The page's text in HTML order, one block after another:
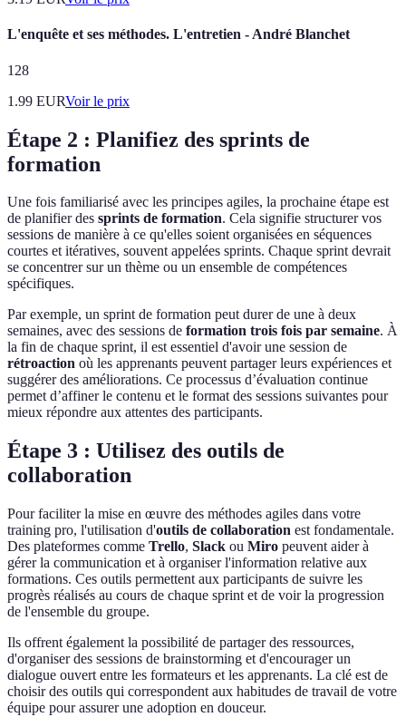
L'enquête et ses méthodes. L'entretien - André Blanchet
128
1.99 EURVoir le prix
Étape 2 : Planifiez des sprints de
formation
Une fois familiarisé avec les principes agiles, la prochaine étape est
de planifier des sprints de formation. Cela signifie structurer vos
sessions de manière à ce qu'elles soient organisées en séquences
courtes et itératives, souvent appelées sprints. Chaque sprint devrait
se concentrer sur un thème ou un ensemble de compétences
spécifiques.
Par exemple, un sprint de formation peut durer de une à deux
semaines, avec des sessions de formation trois fois par semaine. À
la fin de chaque sprint, il est essentiel d'avoir une session de
rétroaction où les apprenants peuvent partager leurs expériences et
suggérer des améliorations. Ce processus d’évaluation continue
permet d’affiner le contenu et le format des sessions suivantes pour
mieux répondre aux attentes des participants.
Étape 3 : Utilisez des outils de
collaboration
Pour faciliter la mise en œuvre des méthodes agiles dans votre
training pro, l'utilisation d'outils de collaboration est fondamentale.
Des plateformes comme Trello, Slack ou Miro peuvent aider à
gérer la communication et à organiser l'information relative aux
formations. Ces outils permettent aux participants de suivre les
progrès réalisés au cours de chaque sprint et de voir la progression
de l'ensemble du groupe.
Ils offrent également la possibilité de partager des ressources,
d'organiser des sessions de brainstorming et d'encourager un
dialogue ouvert entre les formateurs et les apprenants. La clé est de
choisir des outils qui correspondent aux habitudes de travail de votre
équipe pour assurer une adoption en douceur.